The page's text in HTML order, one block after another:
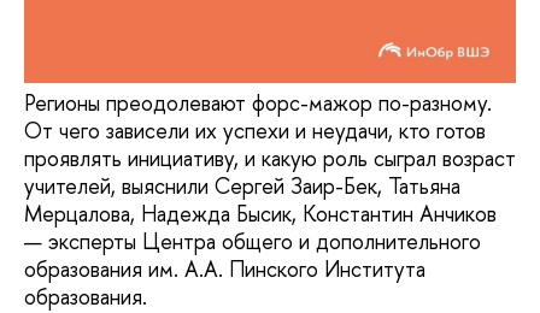
Регионы преодолевают форс-мажор по-разному.
От чего зависели их успехи и неудачи, кто готов
проявлять инициативу, и какую роль сыграл возраст
учителей, выяснили Сергей Заир-Бек, Татьяна
Мерцалова, Надежда Бысик, Константин Анчиков
— эксперты Центра общего и дополнительного
образования им. А.А. Пинского Института
образования.